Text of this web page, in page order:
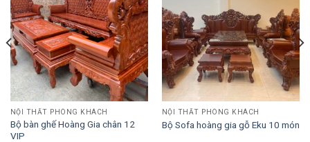
wishlist
NỘI THẤT PHÒNG KHÁCH
Bộ bàn ghế Hoàng Gia chân 12
VIP
wishlist
NỘI THẤT PHÒNG KHÁCH
Bộ Sofa hoàng gia gỗ Eku 10 món